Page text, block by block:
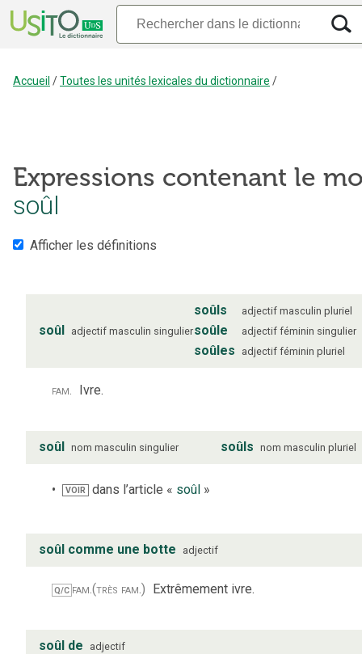
Accueil /Toutes les unités lexicales du dictionnaire /
Expressions contenant le
soûl
Afficher les définitions
soûl adjectif masculin singulier
soûls adjectif masculin pluriel
soûle adjectif féminin singulier
soûles adjectif féminin pluriel
fam. Ivre.
soûl nom masculin singulier soûls nom masculin pluriel
VOIR dans l’article « soûl »
soûl comme une botte adjectif
Q/C fam.(très fam.) Extrêmement ivre.
soûl de adjectif